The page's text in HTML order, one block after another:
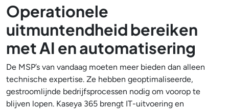
Operationele
uitmuntendheid bereiken
met AI en automatisering
De MSP’s van vandaag moeten meer bieden dan alleen
technische expertise. Ze hebben geoptimaliseerde,
gestroomlijnde bedrijfsprocessen nodig om voorop te
blijven lopen. Kaseya 365 brengt IT-uitvoering en